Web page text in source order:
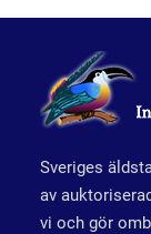
Sveriges
av
vi och gör